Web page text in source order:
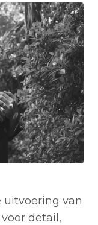
uitvoering van
detail,